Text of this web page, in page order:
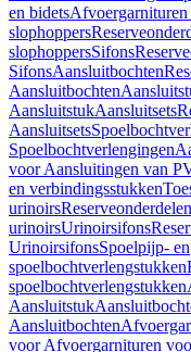
en bidets
slophoppers
slophoppersSifons
SifonsAansluitbochten
Aansluitbochten
AansluitstukAansluitsets
Aansluitsets
Spoelbochtverlengingen
voor Aansluitingen van
en verbindingsstukken
urinoirs
urinoirsUrinoirsifons
UrinoirsifonsSpoelpijp- en
spoelbochtverlengstukken
spoelbochtverlengstukken
Aansluitstuk
Aansluitbochten
voor Afvoergarnituren